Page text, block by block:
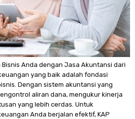
Bisnis Anda dengan Jasa Akuntansi dari
yang baik adalah fondasi
Dengan sistem akuntansi yang
aliran dana, mengukur kinerja
yang lebih cerdas. Untuk
Anda berjalan efektif, KAP